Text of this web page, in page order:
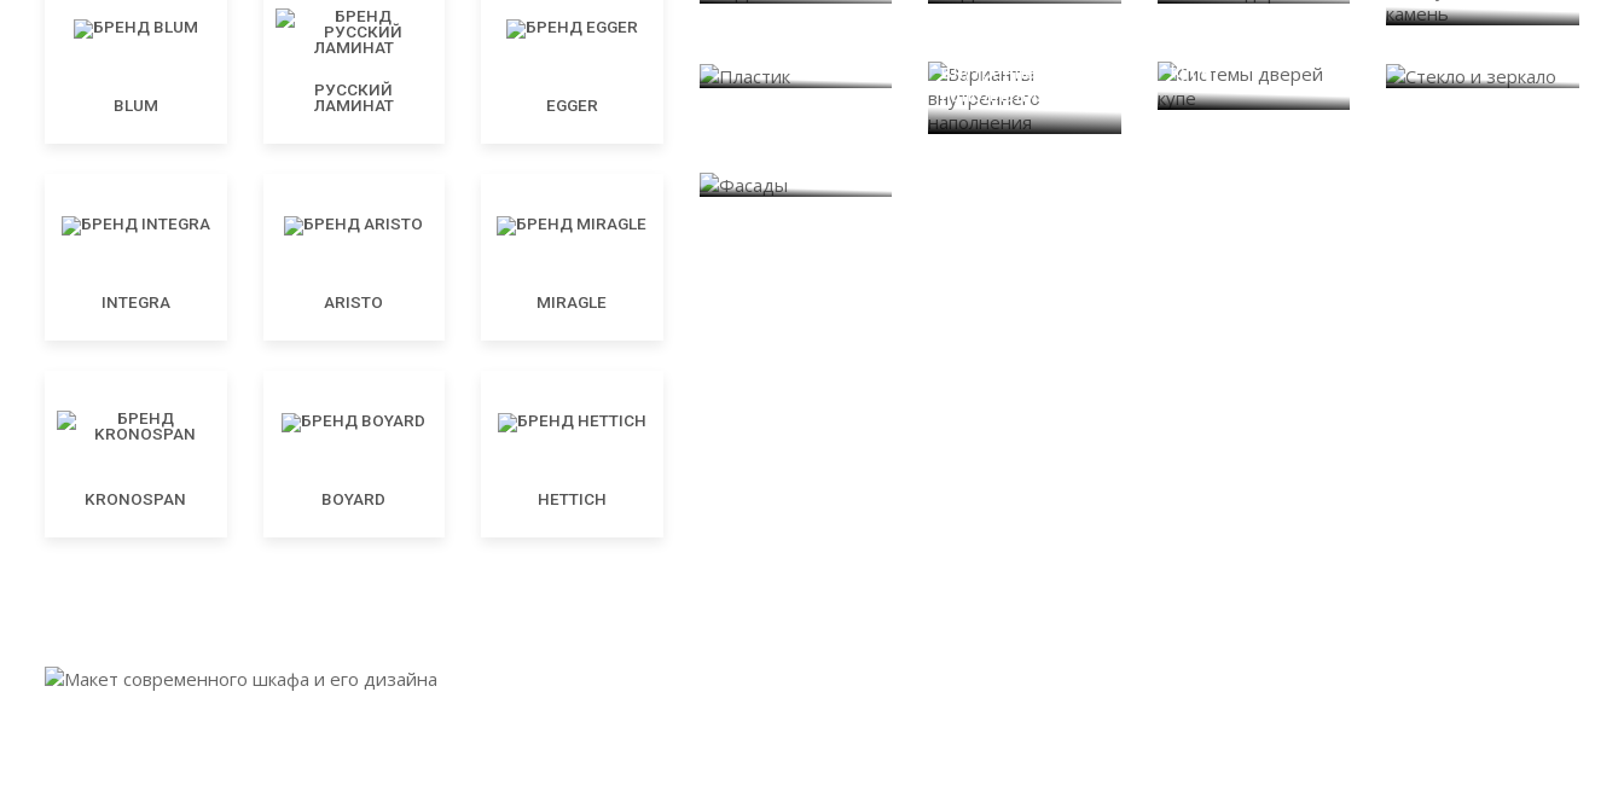
BLUM
РУССКИЙ
ЛАМИНАТ
EGGER
INTEGRA ARISTO MIRAGLE
KRONOSPAN BOYARD HETTICH
внутреннего
наполнения
купе